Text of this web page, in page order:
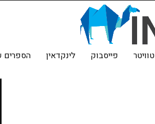
טוויטר פייסבוק לינקדאין הספרים